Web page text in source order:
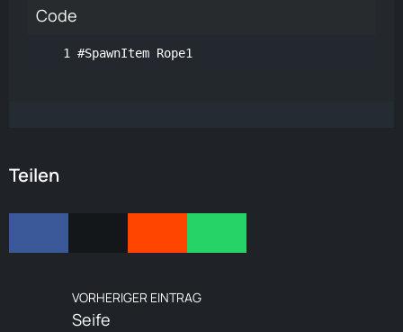
Code
#SpawnItem Rope1
Teilen
VORHERIGER EINTRAG
Seife